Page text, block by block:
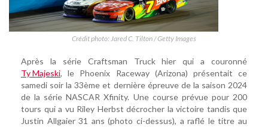
Crédit photo: Jared C. Tilton / Getty Images
Après la série Craftsman Truck hier qui a couronné
Ty Majeski, le Phoenix Raceway (Arizona) présentait ce
samedi soir la 33ème et dernière épreuve de la saison 2024
de la série NASCAR Xfinity. Une course prévue pour 200
tours qui a vu Riley Herbst décrocher la victoire tandis que
Justin Allgaier 31 ans (photo ci-dessus), a raflé le titre au